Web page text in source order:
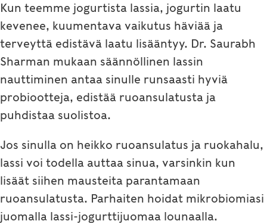
Kun teemme jogurtista lassia, jogurtin laatu
kevenee, kuumentava vaikutus häviää ja
terveyttä edistävä laatu lisääntyy. Dr. Saurabh
Sharman mukaan säännöllinen lassin
nauttiminen antaa sinulle runsaasti hyviä
probiootteja, edistää ruoansulatusta ja
puhdistaa suolistoa.
Jos sinulla on heikko ruoansulatus ja ruokahalu,
lassi voi todella auttaa sinua, varsinkin kun
lisäät siihen mausteita parantamaan
ruoansulatusta. Parhaiten hoidat mikrobiomiasi
juomalla lassi-jogurttijuomaa lounaalla.